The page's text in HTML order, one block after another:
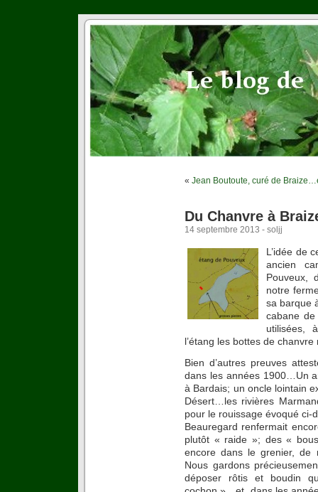
« Jean Boutoute, curé de
Du Chanvre à
14 septembre 2013 - soljj
L’idée de
ancien
Pouveux,
notre
sa barque
cabane de
utilisées,
l’étang les bottes de
Bien d’autres preuves
dans les années 1900…Un
à Bardais; un oncle lointain
Désert…les rivières
pour le rouissage évoqué
Beauregard renfermait
plutôt « raide »; des «
encore dans le grenier, de
Nous gardons
déposer rôtis et boudin